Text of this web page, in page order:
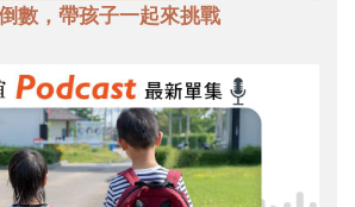
數，帶孩子一起來挑戰